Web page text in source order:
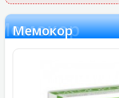
Мемокор